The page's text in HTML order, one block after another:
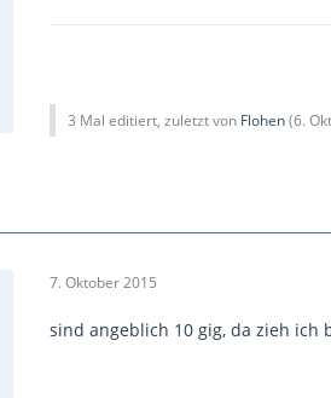
3 Mal editiert, zuletzt von Flohen(6.
7. Oktober 2015
sind angeblich 10 gig, da zieh ich